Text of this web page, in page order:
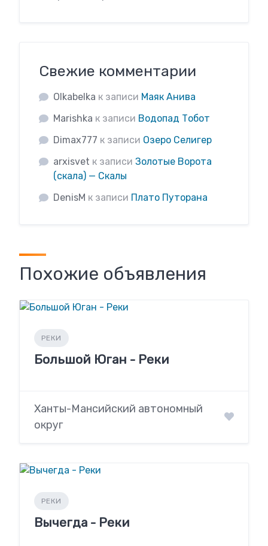
Свежие комментарии
Olkabelka к записи Маяк Анива
Marishka к записи Водопад Тобот
Dimax777 к записи Озеро Селигер
arxisvet к записи Золотые Ворота
(скала) — Скалы
DenisM к записи Плато Путорана
Похожие объявления
РЕКИ
Большой Юган - Реки
Ханты-Мансийский автономный
округ
РЕКИ
Вычегда - Реки